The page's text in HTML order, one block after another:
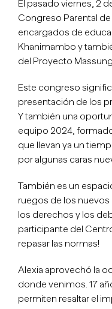
El pasado viernes, 2
Congreso Parental
encargados de
Khanimambo y
del Proyecto
Este congreso
presentación de los
Y también una
equipo 2024,
que llevan ya un
por algunas caras
También es un
ruegos de los
los derechos y los
participante del
repasar las normas!
Alexia aprovechó la
donde venimos. 17
permiten resaltar el